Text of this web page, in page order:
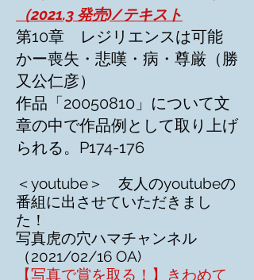
（2021.3 発売)/テキスト
第10章 レジリエンスは可能
かー喪失・悲嘆・病・尊厳（勝
又公仁彦）
作品「20050810」について文
章の中で作品例として取り上げ
られる。P174-176
＜youtube＞ 友人のyoutubeの
番組に出させていただきまし
た！
写真虎の穴ハマチャンネル
（2021/02/16 OA)
【写真で賞を取る！】きわめて